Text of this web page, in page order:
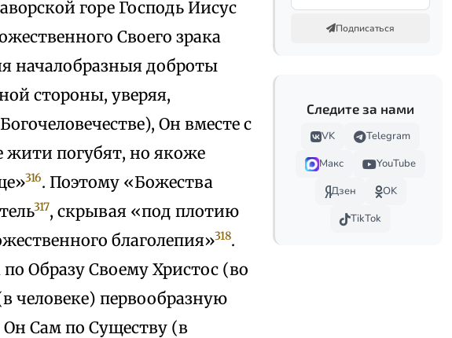
горе Господь Иисус
Своего зрака
началобразныя доброты
стороны, уверяя,
Он вместе с
жити погубят, но якоже
316. Поэтому «Божества
317, скрывая «под плотию
благолепия»318.
Образу Своему Христос (во
человеке) первообразную
Он Сам по Существу (в
Подписаться
Следите за нами
VK
Telegram
Макс
YouTube
Дзен
OK
TikTok